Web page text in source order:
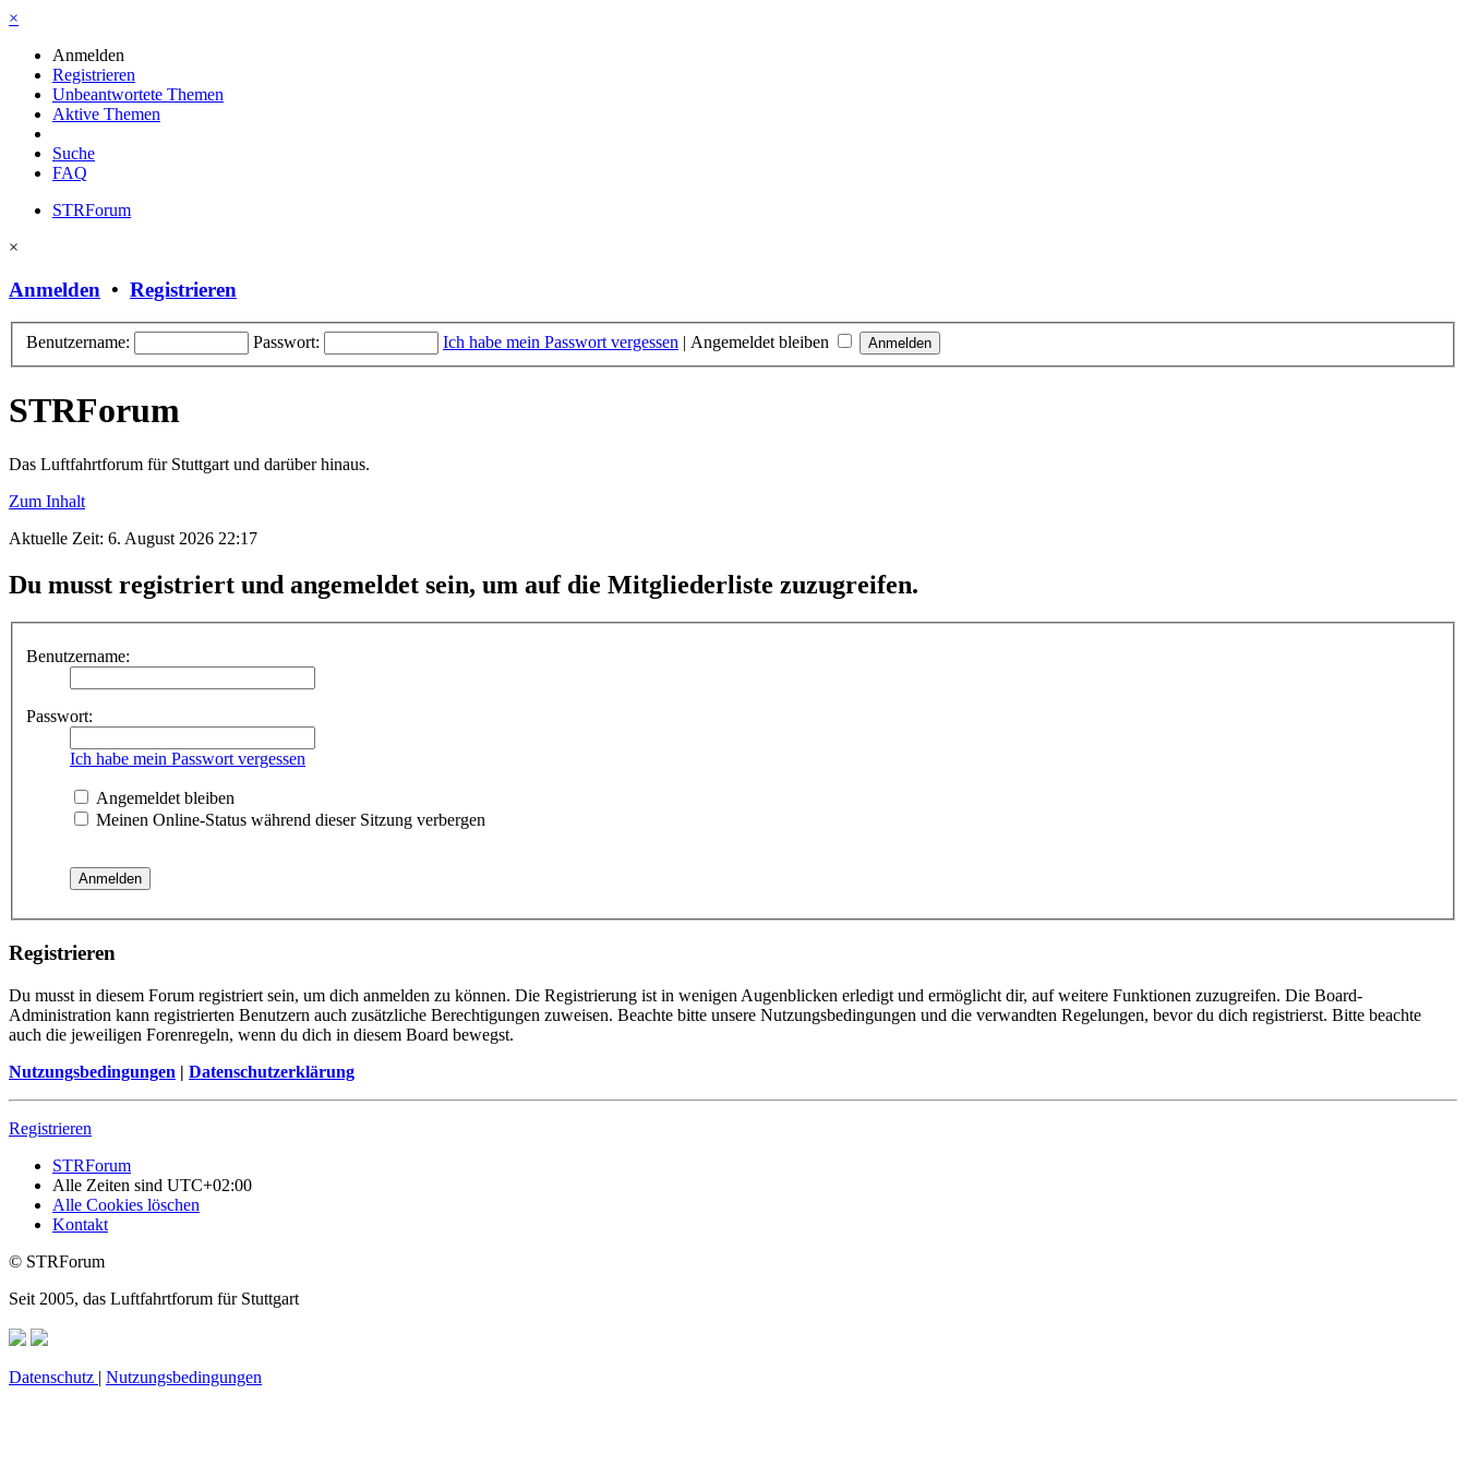
×
Anmelden
Registrieren
Unbeantwortete Themen
Aktive Themen
Suche
FAQ
STRForum
×
Anmelden • Registrieren
Benutzername: Passwort: Ich habe mein Passwort vergessen | Angemeldet bleiben
STRForum
Das Luftfahrtforum für Stuttgart und darüber hinaus.
Zum Inhalt
Aktuelle Zeit: 6. August 2026 22:17
Du musst registriert und angemeldet sein, um auf die Mitgliederliste zuzugreifen.
Benutzername:
Passwort:
Ich habe mein Passwort vergessen
Angemeldet bleiben
Meinen Online-Status während dieser Sitzung verbergen
Registrieren
Du musst in diesem Forum registriert sein, um dich anmelden zu können. Die Registrierung ist in wenigen Augenblicken erledigt und ermöglicht dir, auf weitere Funktionen zuzugreifen. Die Board-
Administration kann registrierten Benutzern auch zusätzliche Berechtigungen zuweisen. Beachte bitte unsere Nutzungsbedingungen und die verwandten Regelungen, bevor du dich registrierst. Bitte beachte
auch die jeweiligen Forenregeln, wenn du dich in diesem Board bewegst.
Nutzungsbedingungen | Datenschutzerklärung
Registrieren
STRForum
Alle Zeiten sind UTC+02:00
Alle Cookies löschen
Kontakt
© STRForum
Seit 2005, das Luftfahrtforum für Stuttgart
Datenschutz | Nutzungsbedingungen